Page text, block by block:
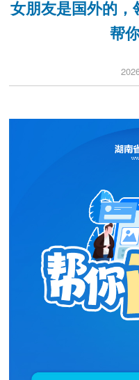
女朋友是国外的，
帮